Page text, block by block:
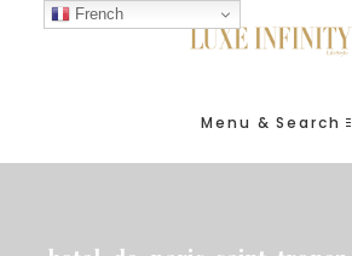
Menu & Search
French